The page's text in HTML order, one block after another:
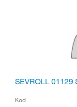
SEVROLL 01129
Kod